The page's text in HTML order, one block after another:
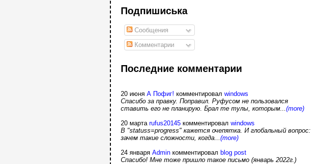
Подпишиська
Сообщения
Комментарии
Последние комментарии
20 июняА Пофиг! комментировалwindows
Спасибо за правку. Поправил. Руфусом не пользовался
ставить его не планирую. Брал те тулы, которым...(more)
20 мартаrufus20145 комментировалwindows
В "statuss=progress" кажется очепятка. И глобальный вопрос:
зачем такие сложности, когда...(more)
24 январяAdmin комментировалblog post
Спасибо! Мне тоже пришло такое письмо (январь 2022г.)